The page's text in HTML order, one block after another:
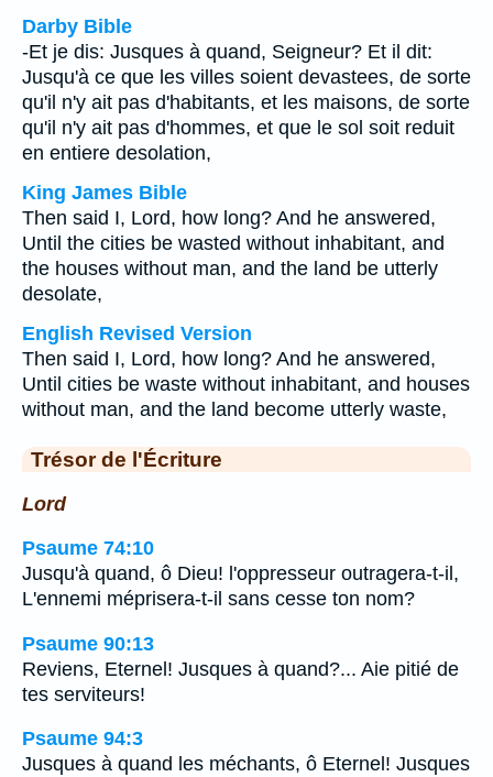
Darby Bible
-Et je dis: Jusques à quand, Seigneur? Et il dit:
Jusqu'à ce que les villes soient devastees, de sorte
qu'il n'y ait pas d'habitants, et les maisons, de sorte
qu'il n'y ait pas d'hommes, et que le sol soit reduit
en entiere desolation,
King James Bible
Then said I, Lord, how long? And he answered,
Until the cities be wasted without inhabitant, and
the houses without man, and the land be utterly
desolate,
English Revised Version
Then said I, Lord, how long? And he answered,
Until cities be waste without inhabitant, and houses
without man, and the land become utterly waste,
Trésor de l'Écriture
Lord
Psaume 74:10
Jusqu'à quand, ô Dieu! l'oppresseur outragera-t-il,
L'ennemi méprisera-t-il sans cesse ton nom?
Psaume 90:13
Reviens, Eternel! Jusques à quand?... Aie pitié de
tes serviteurs!
Psaume 94:3
Jusques à quand les méchants, ô Eternel! Jusques